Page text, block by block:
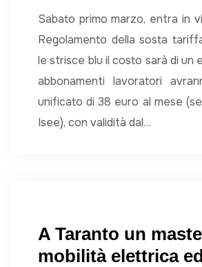
Sabato primo marzo, entra in
Regolamento della sosta
le strisce blu il costo sarà di un
abbonamenti lavoratori
unificato di 38 euro al mese
Isee), con validità dal…
A Taranto un
mobilità elettrica